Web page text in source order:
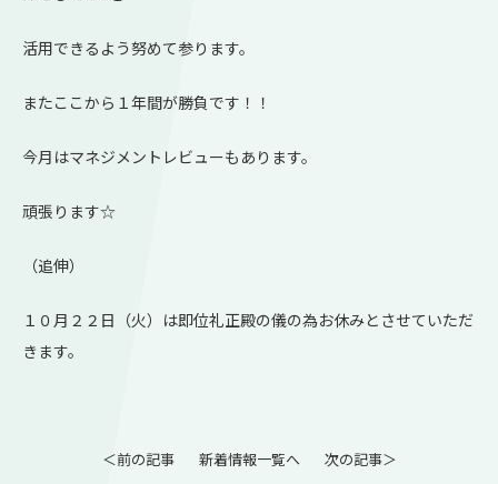
活用できるよう努めて参ります。
またここから１年間が勝負です！！
今月はマネジメントレビューもあります。
頑張ります☆
（追伸）
１０月２２日（火）は即位礼正殿の儀の為お休みとさせていただ
きます。
＜前の記事 新着情報一覧へ 次の記事＞